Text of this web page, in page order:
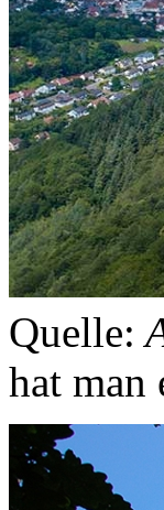
Quelle:
hat man